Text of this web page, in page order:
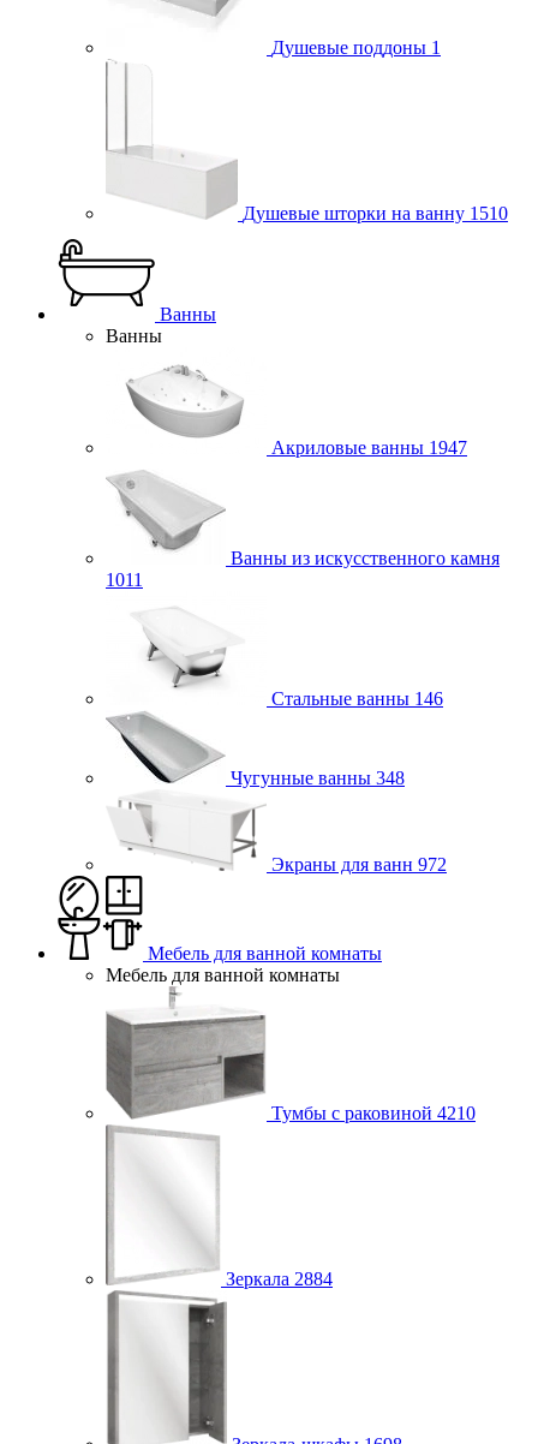
Душевые поддоны 1
Душевые шторки на ванну 1510
Ванны
Ванны
Акриловые ванны 1947
Ванны из искусственного камня
1011
Стальные ванны 146
Чугунные ванны 348
Экраны для ванн 972
Мебель для ванной комнаты
Мебель для ванной комнаты
Тумбы с раковиной 4210
Зеркала 2884